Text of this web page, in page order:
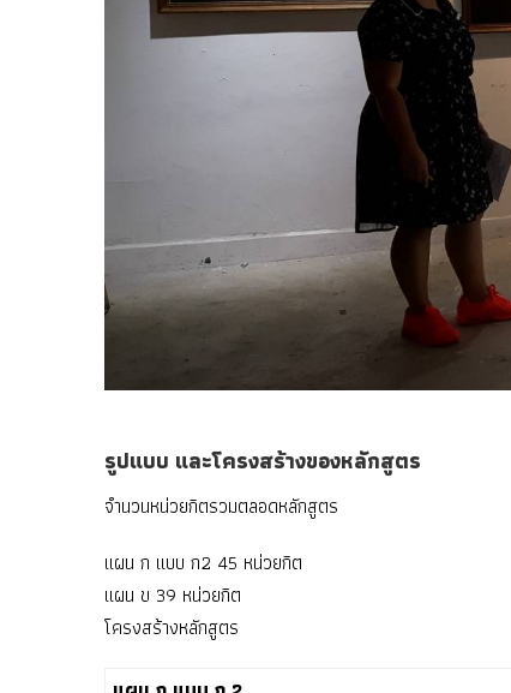
รูปแบบ และโครงสร้างของหลักสูตร
จำนวนหน่วยกิตรวมตลอดหลักสูตร
แผน ก แบบ ก2 45 หน่วยกิต
แผน ข 39 หน่วยกิต
โครงสร้างหลักสูตร